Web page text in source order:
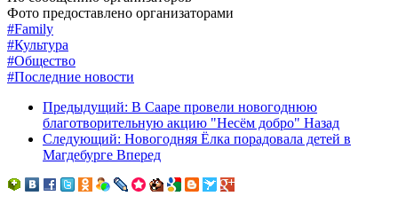
Фото предоставлено организаторами
#Family
#Культура
#Общество
#Последние новости
Предыдущий: В Сааре провели новогоднюю
благотворительную акцию "Несём добро" Назад
Следующий: Новогодняя Ёлка порадовала детей в
Магдебурге Вперед